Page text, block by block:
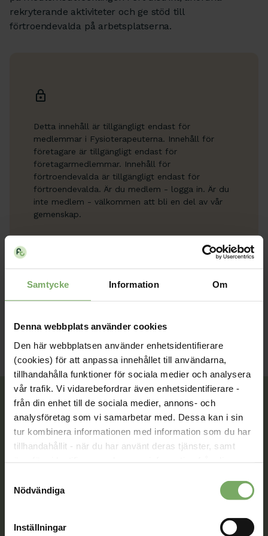
Samtycke Information Om
Denna webbplats använder cookies
Den här webbplatsen använder enhetsidentifierare
(cookies) för att anpassa innehållet till användarna,
tillhandahålla funktioner för sociala medier och analysera
vår trafik. Vi vidarebefordrar även enhetsidentifierare -
från din enhet till de sociala medier, annons- och
analysföretag som vi samarbetar med. Dessa kan i sin
tur kombinera informationen med information som du har
tillhandahållit - när du har använt deras tjänster, samt
området. Du godkänner våra cookies vid fortsatt
Nödvändiga
Inställningar
rekryterande aktiviteter och ge stöd till
förtroendevalda på arbetsplatserna.
Detta innehåll är tillgängligt endast för
medlemmar i Fysioterapeuterna. Innehåll för
företagare är tillgängligt endast för
företagarmedlemmar. Innehåll för
förtroendevalda är tillgängligt endast för
förtroendevalda. Är du medlem - logga in. Är du
inte medlem - välkommen att bli en del av vår
gemenskap.
Tillsammans rör vi oss framåt. Du är en viktig del
av vår rörelse.
Kontakt